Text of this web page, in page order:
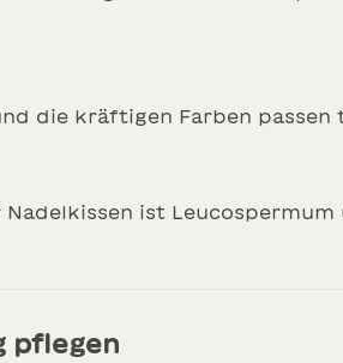
die kräftigen Farben
Nadelkissen ist
pflegen